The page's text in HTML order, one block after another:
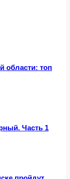
области: топ
Часть 1